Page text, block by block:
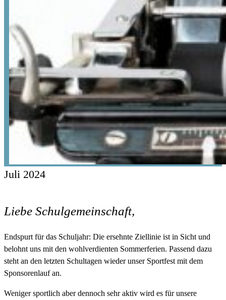
Juli 2024
Liebe Schulgemeinschaft,
Endspurt für das Schuljahr: Die ersehnte Ziellinie ist in Sicht und
belohnt uns mit den wohlverdienten Sommerferien. Passend dazu
steht an den letzten Schultagen wieder unser Sportfest mit dem
Sponsorenlauf an.
Weniger sportlich aber dennoch sehr aktiv wird es für unsere